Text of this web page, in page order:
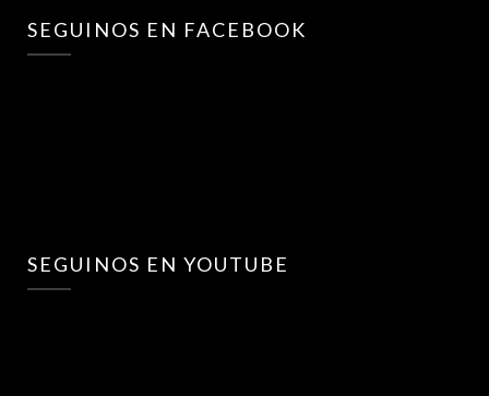
SEGUINOS EN FACEBOOK
SEGUINOS EN YOUTUBE